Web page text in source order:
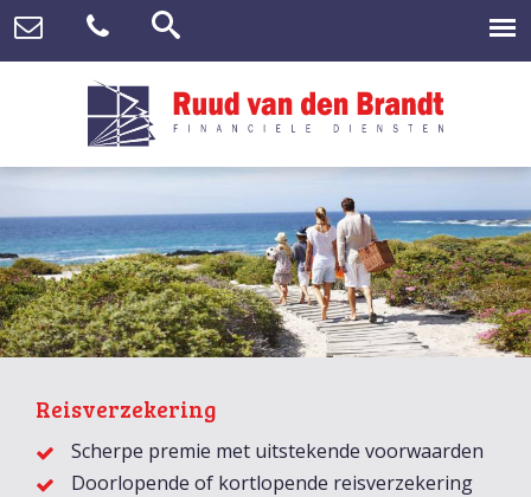
Reisverzekering
Scherpe premie met uitstekende voorwaarden
Doorlopende of kortlopende reisverzekering